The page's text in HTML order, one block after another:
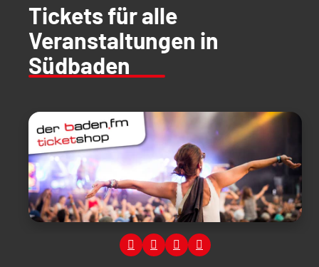
Tickets für alle
Veranstaltungen in
Südbaden